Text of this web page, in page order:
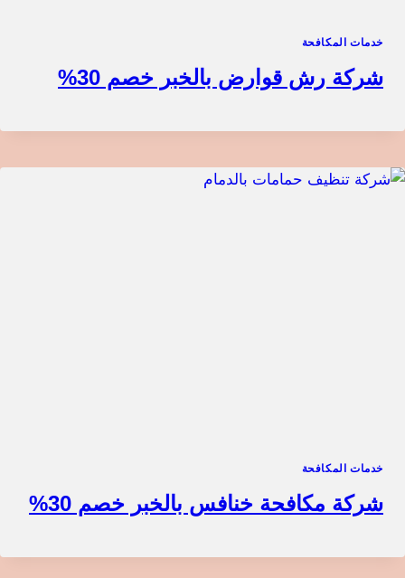
خدمات المكافحة
شركة رش قوارض بالخبر خصم 30%
خدمات المكافحة
شركة مكافحة خنافس بالخبر خصم 30%